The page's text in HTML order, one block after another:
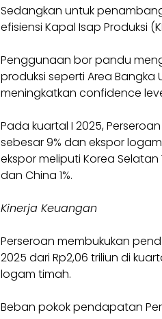
Sedangkan untuk
efisiensi Kapal Isap Produksi
Penggunaan bor pandu
produksi seperti Area Bangka
meningkatkan confidence
Pada kuartal I 2025,
sebesar 9% dan ekspor
ekspor meliputi Korea Selatan
dan China 1%.
Kinerja Keuangan
Perseroan membukukan
2025 dari Rp2,06 triliun di
logam timah.
Beban pokok pendapatan